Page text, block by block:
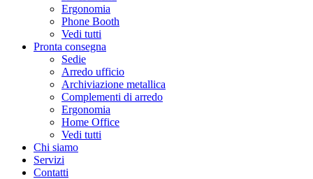
Ergonomia
Phone Booth
Vedi tutti
Pronta consegna
Sedie
Arredo ufficio
Archiviazione metallica
Complementi di arredo
Ergonomia
Home Office
Vedi tutti
Chi siamo
Servizi
Contatti